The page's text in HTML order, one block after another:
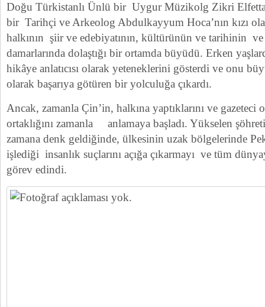
Doğu Türkistanlı Ünlü bir Uygur Müzikolg Zikri
bir Tarihçi ve Arkeolog Abdulkayyum Hoca’nın kızı
halkının şiir ve edebiyatının, kültürünün ve tarihinin ve
damarlarında dolaştığı bir ortamda büyüdü. Erken
hikâye anlatıcısı olarak yeteneklerini gösterdi ve onu
olarak başarıya götüren bir yolculuğa çıkardı.
Ancak, zamanla Çin’in, halkına yaptıklarını ve gazeteci
ortaklığını zamanla anlamaya başladı. Yükselen şöhreti
zamana denk geldiğinde, ülkesinin uzak bölgelerinde
işlediği insanlık suçlarını açığa çıkarmayı ve tüm
görev edindi.